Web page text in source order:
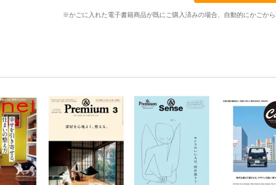
※かごに入れた電子書籍商品が既にご購入済みの場合、自動的にかごから